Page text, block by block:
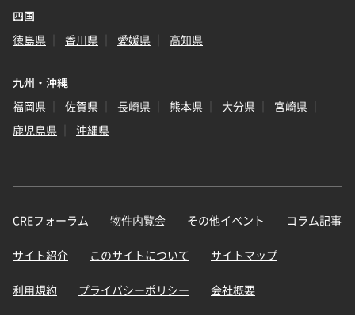
四国
徳島県
香川県 愛媛県 高知県
九州・沖縄
福岡県
佐賀県 長崎県 熊本県 大分県
宮崎県
鹿児島県
沖縄県
CREフォーラム 物件内覧会 その他イベント コラム記事
サイト紹介 このサイトについて サイトマップ
利用規約 プライバシーポリシー 会社概要